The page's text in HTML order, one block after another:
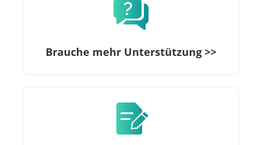
Brauche mehr Unterstützung >>